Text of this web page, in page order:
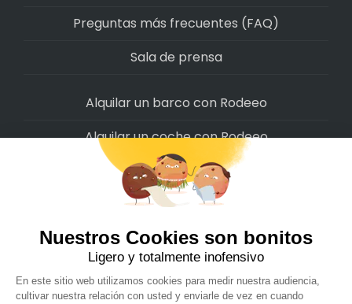
Preguntas más frecuentes (FAQ)
Sala de prensa
Alquilar un barco con Rodeeo
Alquilar un coche con Rodeeo
Alquilar una moto con Rodeeo
Alquilar una scooter con Rodeeo
Alquilar una bicicleta con Rodeeo
Alquilar una autocaravana con Rodeeo